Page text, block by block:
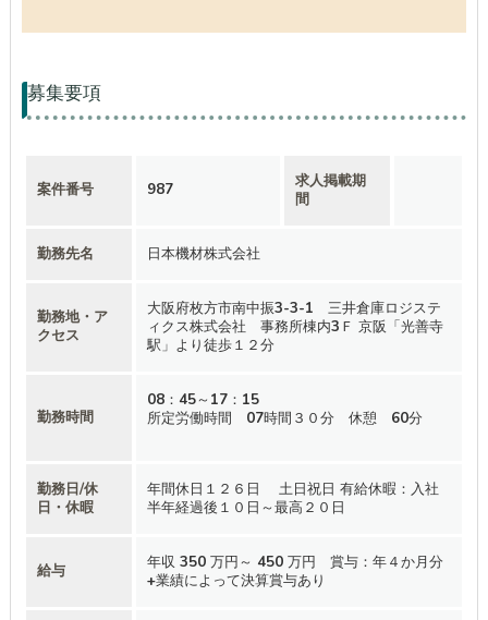
募集要項
案件番号 987
求人掲載期
間
勤務先名 日本機材株式会社
勤務地・ア
クセス
大阪府枚方市南中振3-3-1 三井倉庫ロジステ
ィクス株式会社 事務所棟内3Ｆ 京阪「光善寺
駅」より徒歩１２分
勤務時間
08：45～17：15
所定労働時間 07時間３０分 休憩 60分
勤務日/休
日・休暇
年間休日１２６日 土日祝日 有給休暇：入社
半年経過後１０日～最高２０日
給与
年収 350 万円～ 450 万円 賞与：年４か月分
+業績によって決算賞与あり